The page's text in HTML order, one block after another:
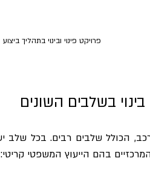
פרויקט פינוי ובינוי בתהליך ביצוע
בינוי בשלבים השונים
בהם הייעוץ המשפטי קריטי: